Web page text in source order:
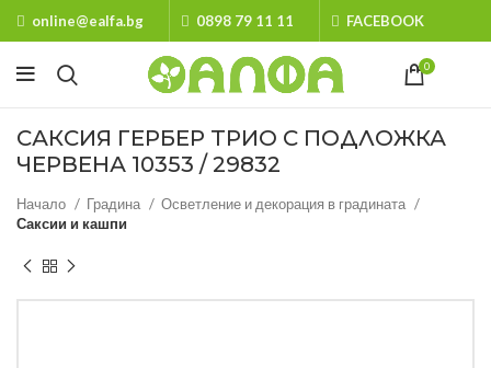
online@ealfa.bg 0898 79 11 11 FACEBOOK
0
САКСИЯ ГЕРБЕР ТРИО С ПОДЛОЖКА
ЧЕРВЕНА 10353 / 29832
Начало Градина
Осветление и декорация в градината
Саксии и кашпи